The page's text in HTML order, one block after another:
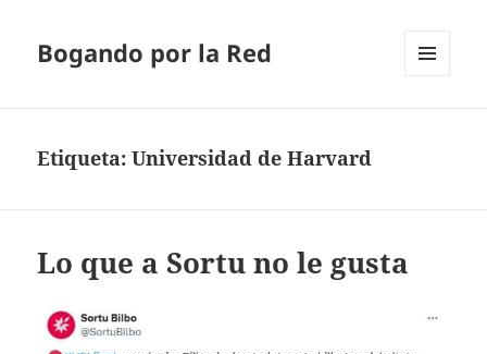
Bogando por la Red
Etiqueta:Universidad de Harvard
Lo que a Sortu no le gusta